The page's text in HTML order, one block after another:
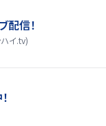
配信！
イ.tv)